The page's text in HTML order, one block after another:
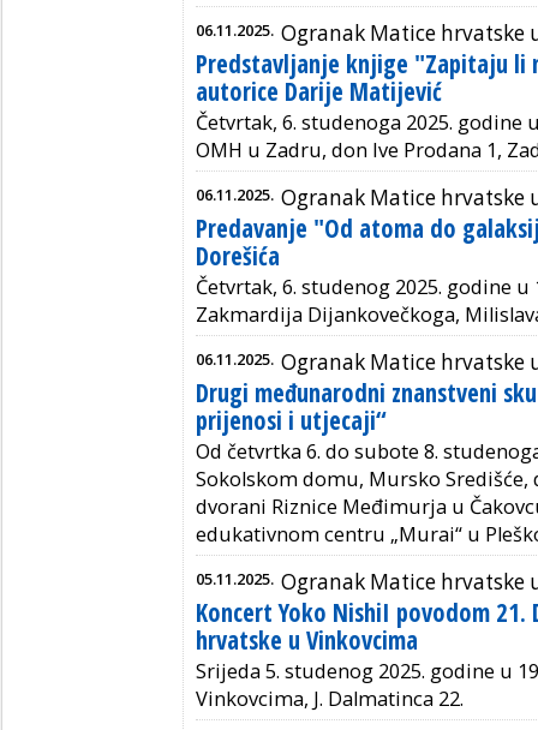
06.11.2025. Ogranak Matice hrvatske
Predstavljanje knjige "Zapitaju li
autorice Darije Matijević
Četvrtak, 6. studenoga 2025. godine
OMH u Zadru, don Ive Prodana 1,
06.11.2025. Ogranak Matice hrvatske
Predavanje "Od atoma do
Dorešića
Četvrtak, 6. studenog 2025. godine u
Zakmardija Dijankovečkoga,
06.11.2025. Ogranak Matice hrvatske
Drugi međunarodni znanstveni
prijenosi i utjecaji“
Od četvrtka 6. do subote 8.
Sokolskom domu, Mursko
dvorani Riznice Međimurja u
edukativnom centru „Murai“ u
05.11.2025. Ogranak Matice hrvatske
Koncert Yoko NishiI povodom 21.
hrvatske u Vinkovcima
Srijeda 5. studenog 2025. godine u
Vinkovcima, J. Dalmatinca 22.